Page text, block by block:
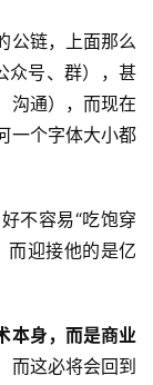
公链，上面那么
众号、群），甚
沟通），而现在
一个字体大小都
不容易“吃饱穿
而迎接他的是亿
本身，而是商业
而这必将会回到